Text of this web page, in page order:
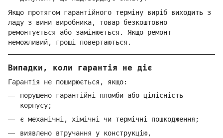
Якщо протягом гарантійного терміну виріб виходить з
ладу з вини виробника, товар безкоштовно
ремонтується або замінюється. Якщо ремонт
неможливий, гроші повертаються.
Випадки, коли гарантія не діє
Гарантія не поширюється, якщо:
порушено гарантійні пломби або цілісність
корпусу;
є механічні, хімічні чи термічні пошкодження;
виявлено втручання у конструкцію,